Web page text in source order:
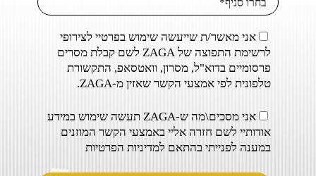
אני מאשר/ת שייעשה שימוש בפרטיי לצירופי
לרשימת התפוצה של ZAGA לשם קבלת מסרים
פרסומיים בדוא"ל, מסרון, וואטסאפ, התקשורת
טלפונית לפי אמצעי הקשר שאזין מ-ZAGA.
אני מסכים\מה ש-ZAGA תעשה שימוש במידע
אודותיי לשם חזרה אליי באמצעי הקשר המוזנים
במענה לפנייתי בהתאם למדיניות הפרטיות